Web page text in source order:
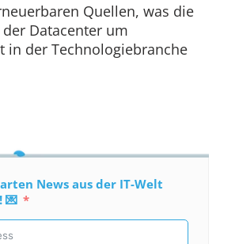
Quellen, was die
Datacenter um
in der Technologiebranche
News aus der IT-Welt
💌